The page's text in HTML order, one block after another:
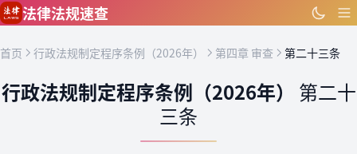
跳到主要内容
法律法规速查
首页 行政法规制定程序条例（2026年） 第四章 审查 第二十三条
行政法规制定程序条例（2026年） 第二十
三条